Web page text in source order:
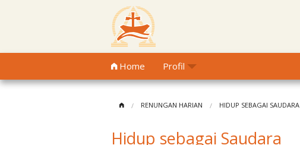
Home Profil
RENUNGAN HARIAN HIDUP SEBAGAI SAUDARA
Hidup sebagai Saudara